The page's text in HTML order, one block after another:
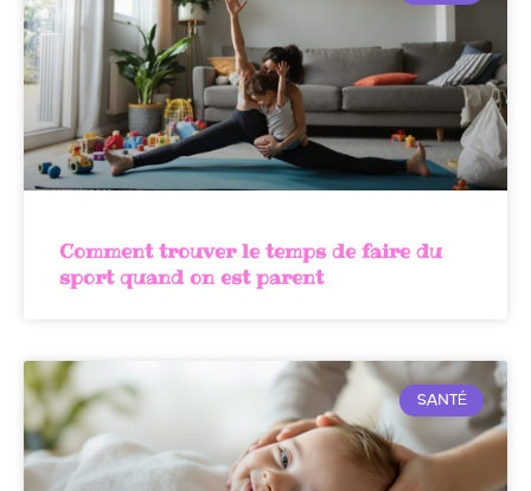
Comment trouver le temps de faire du
sport quand on est parent
SANTÉ